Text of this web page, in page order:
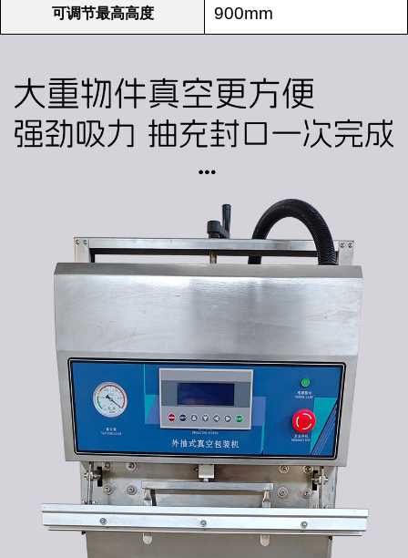
可调节最高高度 900mm